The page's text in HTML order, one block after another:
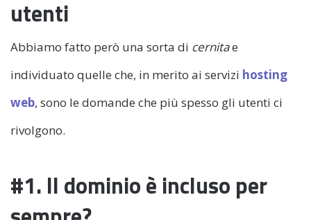
utenti
Abbiamo fatto però una sorta di cernitae
individuato quelle che, in merito ai servizi hosting
web, sono le domande che più spesso gli utenti ci
rivolgono.
#1. Il dominio è incluso per